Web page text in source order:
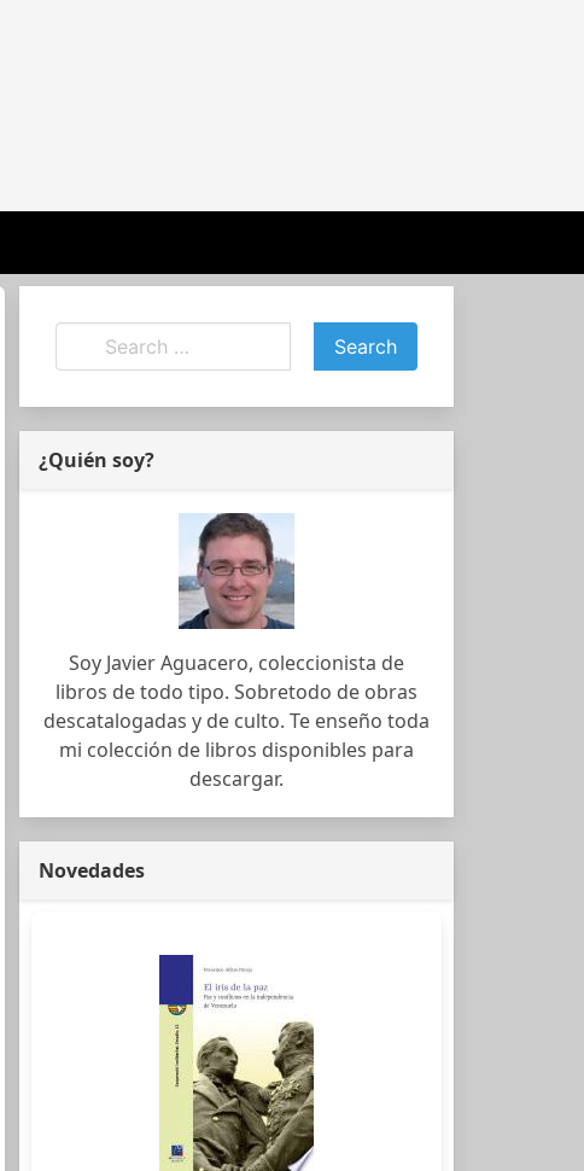
¿Quién soy?
Soy Javier Aguacero, coleccionista de
libros de todo tipo. Sobretodo de obras
descatalogadas y de culto. Te enseño toda
mi colección de libros disponibles para
descargar.
Novedades